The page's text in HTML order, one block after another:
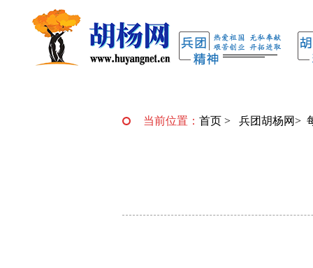
当前位置： 首页 > 兵团胡杨网>